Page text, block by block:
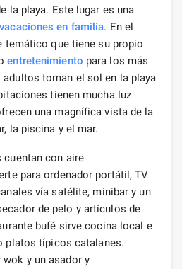
la playa. Este lugar es una
vacaciones en familia. En el
temático que tiene su propio
entretenimiento para los más
toman el sol en la playa
tienen mucha luz
una magnífica vista de la
la piscina y el mar.
cuentan con aire
para ordenador portátil, TV
vía satélite, minibar y un
de pelo y artículos de
bufé sirve cocina local e
platos típicos catalanes.
wok y un asador y